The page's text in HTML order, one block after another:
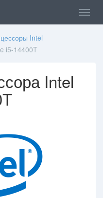
Intel
i5-14400T
Intel